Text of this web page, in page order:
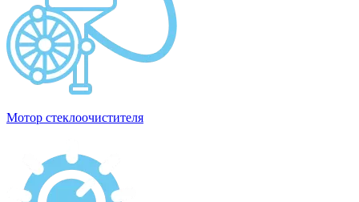
Мотор стеклоочистителя